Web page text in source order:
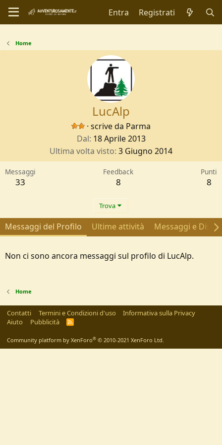
Entra Registrati
Home
LucAlp
· scrive da Parma
Dal 18 Aprile 2013
Ultima volta visto 3 Giugno 2014
Messaggi
33
Feedback
8
Punti
8
Trova
Messaggi del Profilo Ultime attività Messaggi e
Non ci sono ancora messaggi sul profilo di LucAlp.
Home
Contatti Termini e Condizioni d'uso
Informativa sulla Privacy
Aiuto
Pubblicità
R
Community platform by XenForo® © 2010-2021 XenForo Ltd.